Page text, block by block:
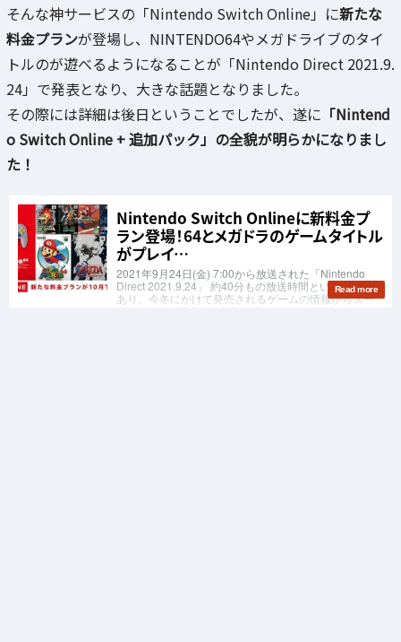
そんな神サービスの「Nintendo Switch Online」に新たな
料金プランが登場し、NINTENDO64やメガドライブのタイ
トルのが遊べるようになることが「Nintendo Direct 2021.9.
24」で発表となり、大きな話題となりました。
その際には詳細は後日ということでしたが、遂に 「Nintend
o Switch Online + 追加パック」の全貌が明らかになりまし
た！